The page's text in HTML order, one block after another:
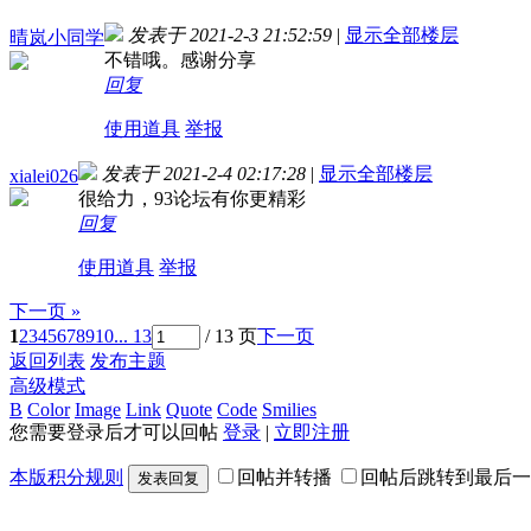
晴岚小同学 发表于 2021-2-3 21:52:59 | 显示全部楼层
不错哦。感谢分享
回复
使用道具 举报
xialei026 发表于 2021-2-4 02:17:28 | 显示全部楼层
很给力，93论坛有你更精彩
回复
使用道具 举报
下一页 »
12345678910... 13 / 13 页下一页
返回列表 发布主题
高级模式
B Color Image Link Quote Code Smilies
您需要登录后才可以回帖 登录 | 立即注册
本版积分规则 发表回复 回帖并转播 回帖后跳转到最后